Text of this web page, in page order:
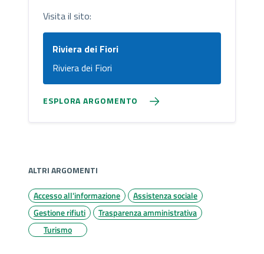
Visita il sito:
Riviera dei Fiori
Riviera dei Fiori
ESPLORA ARGOMENTO
ALTRI ARGOMENTI
Accesso all'informazione
Assistenza sociale
Gestione rifiuti
Trasparenza amministrativa
Turismo